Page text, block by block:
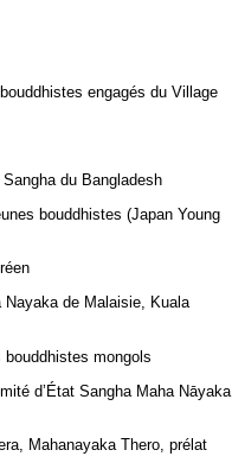
engagés du Village
du Bangladesh
bouddhistes (Japan Young
Nayaka de Malaisie, Kuala
mongols
d’État Sangha Maha Nāyaka
Mahanayaka Thero, prélat